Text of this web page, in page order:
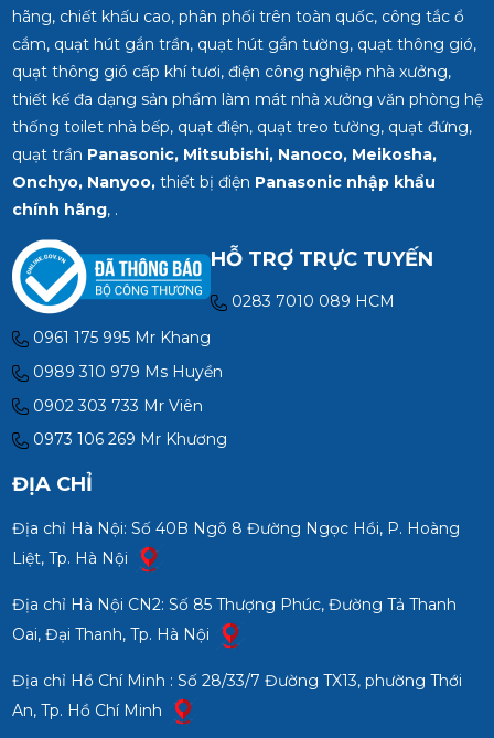
hãng, chiết khấu cao, phân phối trên toàn quốc, công tắc ổ
cắm, quạt hút gắn trần, quạt hút gắn tường, quạt thông gió,
quạt thông gió cấp khí tươi, điện công nghiệp nhà xưởng,
thiết kế đa dạng sản phẩm làm mát nhà xưởng văn phòng hệ
thống toilet nhà bếp, quạt điện, quạt treo tường, quạt đứng,
quạt trần Panasonic, Mitsubishi, Nanoco, Meikosha,
Onchyo, Nanyoo,thiết bị điện Panasonic nhập khẩu
chính hãng, .
HỖ TRỢ TRỰC TUYẾN
0283 7010 089 HCM
0961 175 995 Mr Khang
0989 310 979 Ms Huyền
0902 303 733 Mr Viên
0973 106 269 Mr Khương
ĐỊA CHỈ
Địa chỉ Hà Nội: Số 40B Ngõ 8 Đường Ngọc Hồi, P. Hoàng
Liệt, Tp. Hà Nội
Địa chỉ Hà Nội CN2: Số 85 Thượng Phúc, Đường Tả Thanh
Oai, Đại Thanh, Tp. Hà Nội
Địa chỉ Hồ Chí Minh : Số 28/33/7 Đường TX13, phường Thới
An, Tp. Hồ Chí Minh